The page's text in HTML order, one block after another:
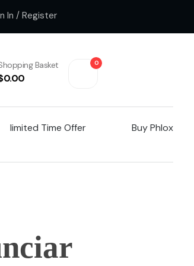
In / Register
0
Basket
0.00
Iimited Time Offer Buy Phlox